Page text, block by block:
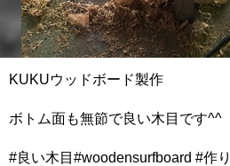
KUKUウッドボード製作
ボトム面も無節で良い木目です^^
#良い木目#woodensurfboard #作